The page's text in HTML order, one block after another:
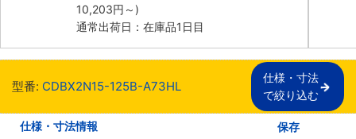
10,203円 ～)
通常出荷日：在庫品1日目
型番: CDBX2N15-125B-A73HL
仕様・寸法
で絞り込む
仕様・寸法情報 保存